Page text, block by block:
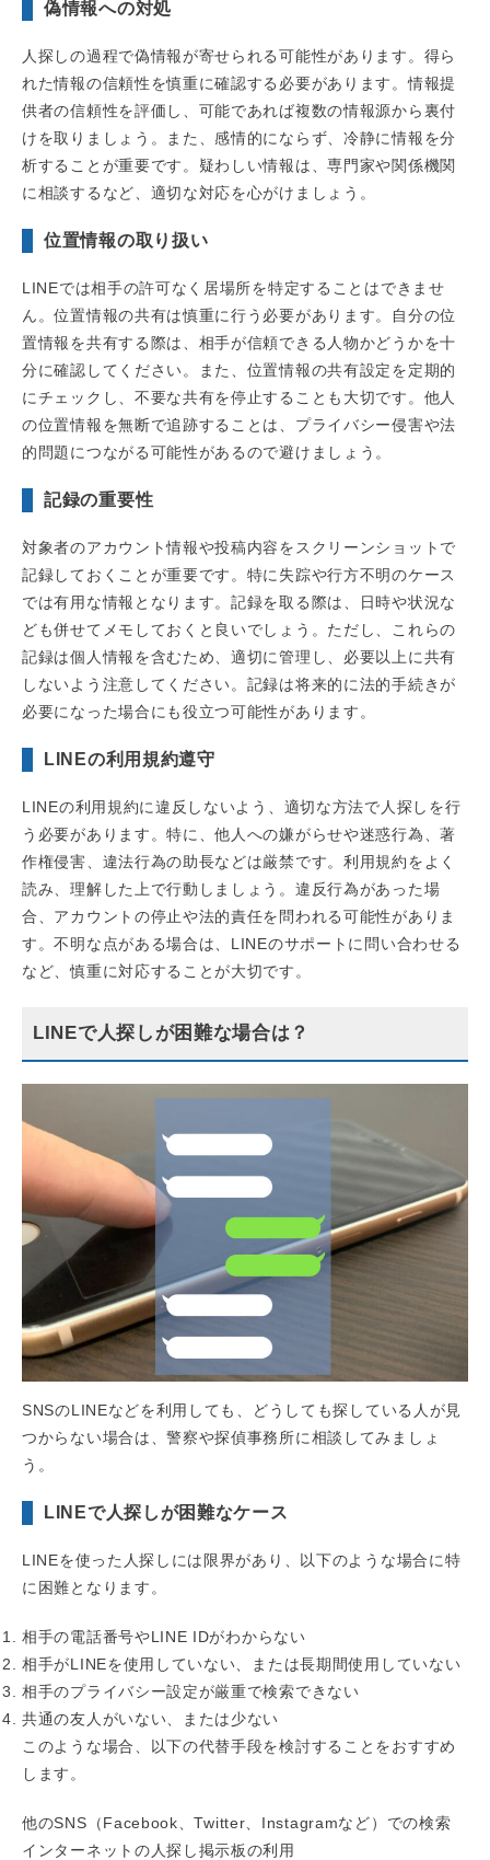
偽情報への対処
人探しの過程で偽情報が寄せられる可能性があります。得ら
れた情報の信頼性を慎重に確認する必要があります。情報提
供者の信頼性を評価し、可能であれば複数の情報源から裏付
けを取りましょう。また、感情的にならず、冷静に情報を分
析することが重要です。疑わしい情報は、専門家や関係機関
に相談するなど、適切な対応を心がけましょう。
位置情報の取り扱い
LINEでは相手の許可なく居場所を特定することはできませ
ん。位置情報の共有は慎重に行う必要があります。自分の位
置情報を共有する際は、相手が信頼できる人物かどうかを十
分に確認してください。また、位置情報の共有設定を定期的
にチェックし、不要な共有を停止することも大切です。他人
の位置情報を無断で追跡することは、プライバシー侵害や法
的問題につながる可能性があるので避けましょう。
記録の重要性
対象者のアカウント情報や投稿内容をスクリーンショットで
記録しておくことが重要です。特に失踪や行方不明のケース
では有用な情報となります。記録を取る際は、日時や状況な
ども併せてメモしておくと良いでしょう。ただし、これらの
記録は個人情報を含むため、適切に管理し、必要以上に共有
しないよう注意してください。記録は将来的に法的手続きが
必要になった場合にも役立つ可能性があります。
LINEの利用規約遵守
LINEの利用規約に違反しないよう、適切な方法で人探しを行
う必要があります。特に、他人への嫌がらせや迷惑行為、著
作権侵害、違法行為の助長などは厳禁です。利用規約をよく
読み、理解した上で行動しましょう。違反行為があった場
合、アカウントの停止や法的責任を問われる可能性がありま
す。不明な点がある場合は、LINEのサポートに問い合わせる
など、慎重に対応することが大切です。
LINEで人探しが困難な場合は？
SNSのLINEなどを利用しても、どうしても探している人が見
つからない場合は、警察や探偵事務所に相談してみましょ
う。
LINEで人探しが困難なケース
LINEを使った人探しには限界があり、以下のような場合に特
に困難となります。
相手の電話番号やLINE IDがわからない
相手がLINEを使用していない、または長期間使用していない
相手のプライバシー設定が厳重で検索できない
共通の友人がいない、または少ない
このような場合、以下の代替手段を検討することをおすすめ
します。
他のSNS（Facebook、Twitter、Instagramなど）での検索
インターネットの人探し掲示板の利用